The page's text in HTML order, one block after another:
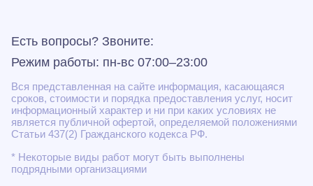
Есть вопросы? Звоните:
Режим работы: пн-вс 07:00–23:00
Вся представленная на сайте информация, касающаяся
сроков, стоимости и порядка предоставления услуг, носит
информационный характер и ни при каких условиях не
является публичной офертой, определяемой положениями
Статьи 437(2) Гражданского кодекса РФ.
* Некоторые виды работ могут быть выполнены
подрядными организациями